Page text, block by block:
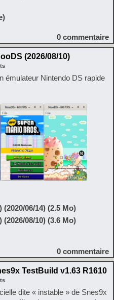
0 commentaire
(2026/08/10)
émulateur Nintendo DS rapide
06/14) (2.5 Mo)
08/10) (3.6 Mo)
0 commentaire
TestBuild v1.63 R1610
dite « instable » de Snes9x